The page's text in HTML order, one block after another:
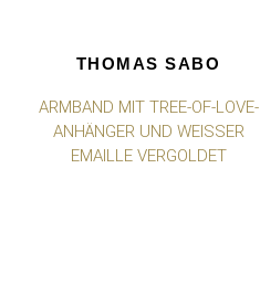
THOMAS SABO
ARMBAND MIT TREE-OF-LOVE-
ANHÄNGER UND WEISSER E
MAILLE VERGOLDET